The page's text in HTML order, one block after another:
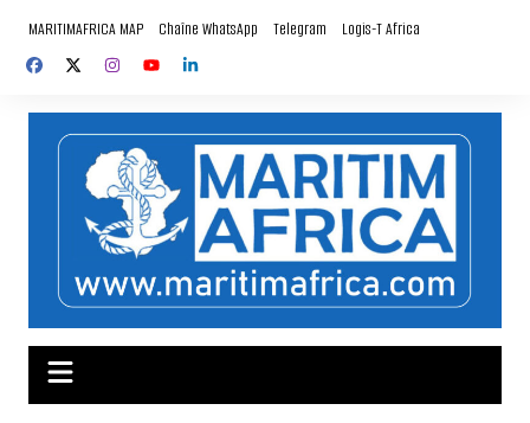
contenu
MARITIMAFRICA MAP Chaîne WhatsApp Telegram Logis-T Africa